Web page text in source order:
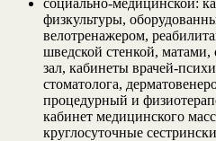
физкультуры,
велотренажером,
шведской стенкой,
зал, кабинеты врачей-
стоматолога,
процедурный и
кабинет медицинского
круглосуточные